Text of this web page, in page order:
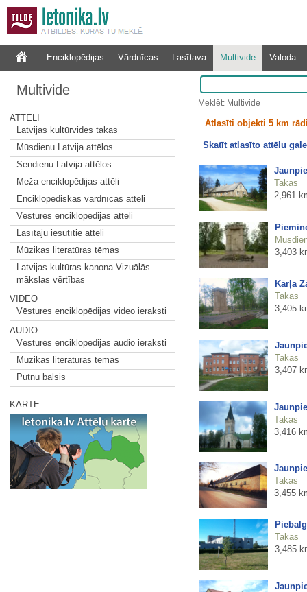
Enciklopēdijas Vārdnīcas Lasītava Multivide Valoda
Multivide
ATTĒLI
Latvijas kultūrvides takas
Mūsdienu Latvija attēlos
Sendienu Latvija attēlos
Meža enciklopēdijas attēli
Enciklopēdiskās vārdnīcas attēli
Vēstures enciklopēdijas attēli
Lasītāju iesūtītie attēli
Mūzikas literatūras tēmas
Latvijas kultūras kanona Vizuālās
mākslas vērtības
VIDEO
Vēstures enciklopēdijas video ieraksti
AUDIO
Vēstures enciklopēdijas audio ieraksti
Mūzikas literatūras tēmas
Putnu balsis
KARTE
Meklēt: Multivide
Atlasīti objekti 5 km
Skatīt atlasīto attēlu
Takas
2,961
3,403
Kārļa
Takas
3,405
Takas
3,407
Takas
3,416
Takas
3,455
Takas
3,485